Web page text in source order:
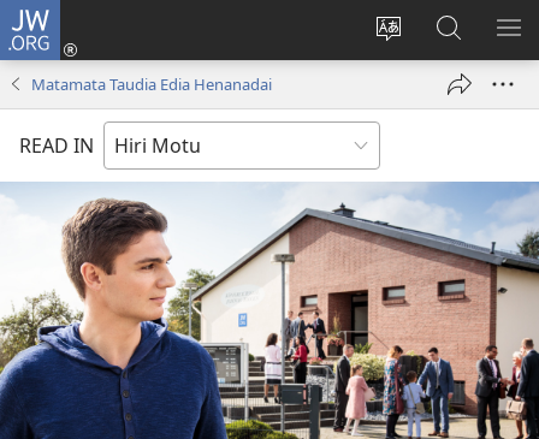
JW.ORG
Change
language
Log
matamata
do
kehoa)
JW.ORG
tahua
Matamata Taudia Edia Henanadai
READ IN